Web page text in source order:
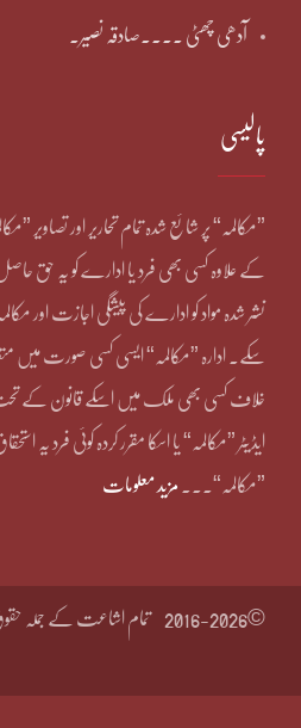
آدھی چھٹی ۔۔۔۔صادقہ نصیر۔
پالیسی
”مکالمہ“ پر شائع شدہ تمام تحاریر اور
کے علاوہ کسی بھی فرد یا ادارے کو یہ حق
نشر شدہ مواد کو ادارے کی پیشگی اجازت اور
سکے۔ ادارہ ”مکالمہ“ ایسی کسی صورت میں
خلاف کسی بھی ملک میں اسکے قانون کے تحت
ایڈیٹر ”مکالمہ“ یا اسکا مقرر کردہ کوئی فرد یہ
”مکالمہ“۔۔۔ مزید معلومات
©2016-2026 تمام اشاعت کے جملہ